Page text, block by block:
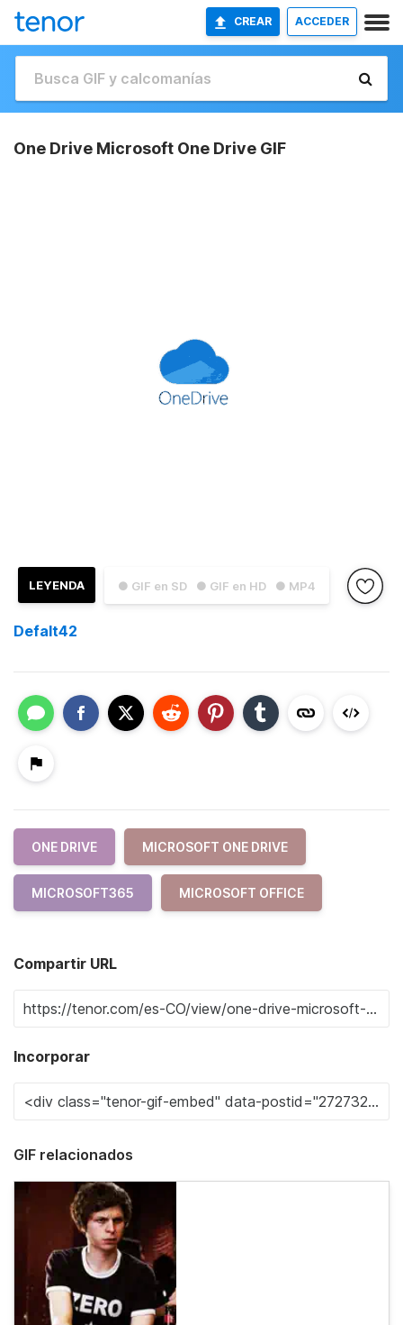
CREAR ACCEDER
One Drive Microsoft One Drive GIF
● GIF en SD ● GIF en HD ● MP4
LEYENDA
Defalt42
ONE DRIVE MICROSOFT ONE DRIVE
MICROSOFT365 MICROSOFT OFFICE
Compartir URL
Incorporar
GIF relacionados